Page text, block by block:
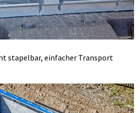
stapelbar, einfacher Transport